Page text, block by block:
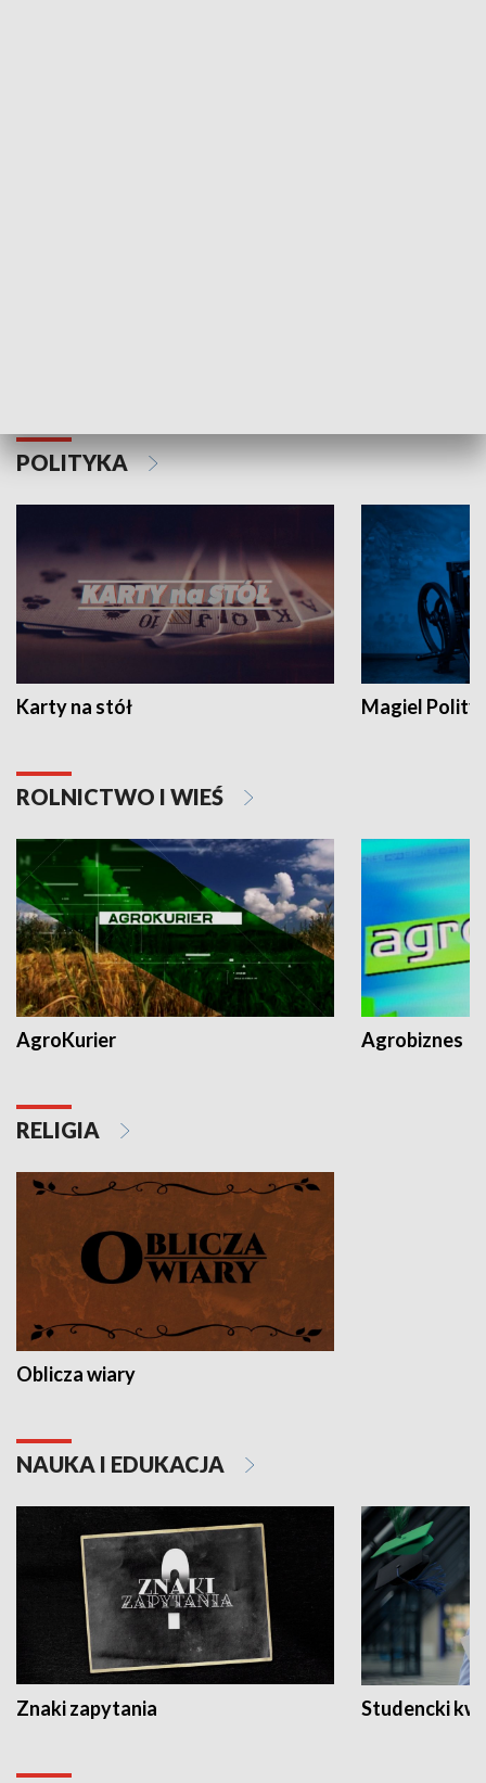
POLITYKA
Karty na stół Magiel
ROLNICTWO I WIEŚ
AgroKurier Agrobiznes
RELIGIA
Oblicza wiary
NAUKA I EDUKACJA
Znaki zapytania Studencki